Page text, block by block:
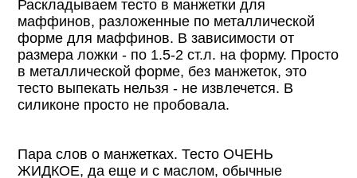
Раскладываем тесто в манжетки для
маффинов, разложенные по металлической
форме для маффинов. В зависимости от
размера ложки - по 1.5-2 ст.л. на форму. Просто
в металлической форме, без манжеток, это
тесто выпекать нельзя - не извлечется. В
силиконе просто не пробовала.
Пара слов о манжетках. Тесто ОЧЕНЬ
ЖИДКОЕ, да еще и с маслом, обычные